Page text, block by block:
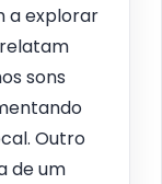
a explorar
sons
Outro
de um